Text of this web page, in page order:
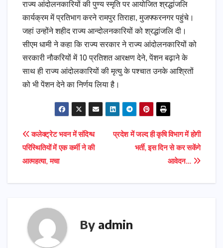
राज्य आंदोलनकारियों की पुण्य स्मृति पर आयोजित श्रद्धांजलि
कार्यक्रम में प्रतिभाग करने रामपुर तिराहा, मुजफ्फरनगर पहुंचे।
जहां उन्होंने शहीद राज्य आन्दोलनकारियों को श्रद्धांजलि दी।
सीएम धामी ने कहा कि राज्य सरकार ने राज्य आंदोलनकारियों को
सरकारी नौकरियों में 10 प्रतिशत आरक्षण देने, पेंशन बढ़ाने के
साथ ही राज्य आंदोलकारियों की मृत्यु के पश्चात उनके आश्रितों
को भी पेंशन देने का निर्णय लिया है।
Post
navigation
प्रदेश में जल्द ही कृषि विभाग में होगी
भर्ती, इस दिन से कर सकेंगे
आवेदन…
कलेक्ट्रेट भवन में संदिग्ध
परिस्थितियों में एक कर्मी ने की
आत्महत्या, मचा
By admin